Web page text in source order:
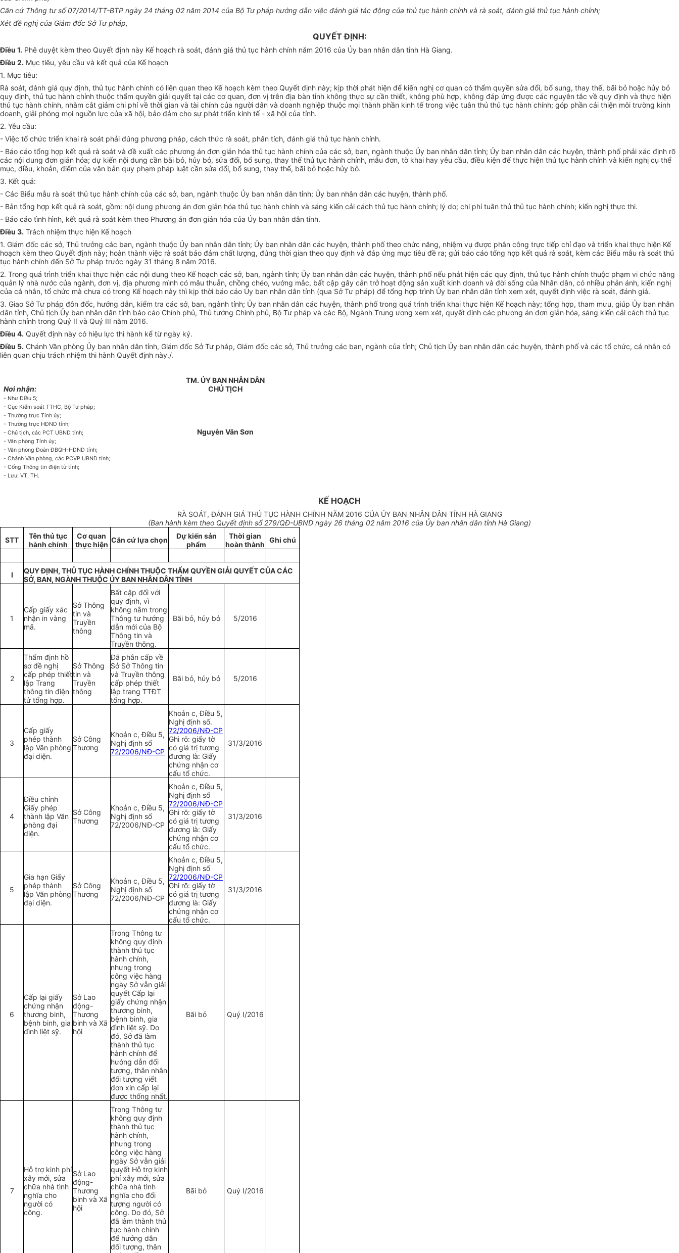
Căn cứ Thông tư số 07/2014/TT-BTP ngày 24 tháng 02 năm 2014 của Bộ Tư pháp hướng dẫn việc đánh giá tác động của thủ tục hành chính và rà soát, đánh giá thủ tục hành chính;
Xét đề nghị của Giám đốc Sở Tư pháp,
QUYẾT ĐỊNH:
Điều 1. Phê duyệt kèm theo Quyết định này Kế hoạch rà soát, đánh giá thủ tục hành chính năm 2016 của Ủy ban nhân dân tỉnh Hà Giang.
Điều 2. Mục tiêu, yêu cầu và kết quả của Kế hoạch
1. Mục tiêu:
Rà soát, đánh giá quy định, thủ tục hành chính có liên quan theo Kế hoạch kèm theo Quyết định này; kịp thời phát hiện để kiến nghị cơ quan có thẩm quyền sửa đổi, bổ sung, thay thế, bãi bỏ hoặc hủy bỏ
quy định, thủ tục hành chính thuộc thẩm quyền giải quyết tại các cơ quan, đơn vị trên địa bàn tỉnh không thực sự cần thiết, không phù hợp, không đáp ứng được các nguyên tắc về quy định và thực hiện
thủ tục hành chính, nhằm cắt giảm chi phí về thời gian và tài chính của người dân và doanh nghiệp thuộc mọi thành phần kinh tế trong việc tuân thủ thủ tục hành chính; góp phần cải thiện môi trường kinh
doanh, giải phóng mọi nguồn lực của xã hội, bảo đảm cho sự phát triển kinh tế - xã hội của tỉnh.
2. Yêu cầu:
- Việc tổ chức triển khai rà soát phải đúng phương pháp, cách thức rà soát, phân tích, đánh giá thủ tục hành chính.
- Báo cáo tổng hợp kết quả rà soát và đề xuất các phương án đơn giản hóa thủ tục hành chính của các sở, ban, ngành thuộc Ủy ban nhân dân tỉnh; Ủy ban nhân dân các huyện, thành phố phải xác định rõ
các nội dung đơn giản hóa; dự kiến nội dung cần bãi bỏ, hủy bỏ, sửa đổi, bổ sung, thay thế thủ tục hành chính, mẫu đơn, tờ khai hay yêu cầu, điều kiện để thực hiện thủ tục hành chính và kiến nghị cụ thể
mục, điều, khoản, điểm của văn bản quy phạm pháp luật cần sửa đổi, bổ sung, thay thế, bãi bỏ hoặc hủy bỏ.
3. Kết quả:
- Các Biểu mẫu rà soát thủ tục hành chính của các sở, ban, ngành thuộc Ủy ban nhân dân tỉnh; Ủy ban nhân dân các huyện, thành phố.
- Bản tổng hợp kết quả rà soát, gồm: nội dung phương án đơn giản hóa thủ tục hành chính và sáng kiến cải cách thủ tục hành chính; lý do; chi phí tuân thủ thủ tục hành chính; kiến nghị thực thi.
- Báo cáo tình hình, kết quả rà soát kèm theo Phương án đơn giản hóa của Ủy ban nhân dân tỉnh.
Điều 3. Trách nhiệm thực hiện Kế hoạch
1. Giám đốc các sở, Thủ trưởng các ban, ngành thuộc Ủy ban nhân dân tỉnh; Ủy ban nhân dân các huyện, thành phố theo chức năng, nhiệm vụ được phân công trực tiếp chỉ đạo và triển khai thực hiện Kế
hoạch kèm theo Quyết định này; hoàn thành việc rà soát bảo đảm chất lượng, đúng thời gian theo quy định và đáp ứng mục tiêu đề ra; gửi báo cáo tổng hợp kết quả rà soát, kèm các Biểu mẫu rà soát thủ
tục hành chính đến Sở Tư pháp trước ngày 31 tháng 8 năm 2016.
2. Trong quá trình triển khai thực hiện các nội dung theo Kế hoạch các sở, ban, ngành tỉnh; Ủy ban nhân dân các huyện, thành phố nếu phát hiện các quy định, thủ tục hành chính thuộc phạm vi chức năng
quản lý nhà nước của ngành, đơn vị, địa phương mình có mâu thuẫn, chồng chéo, vướng mắc, bất cập gây cản trở hoạt động sản xuất kinh doanh và đời sống của Nhân dân, có nhiều phản ánh, kiến nghị
của cá nhân, tổ chức mà chưa có trong Kế hoạch này thì kịp thời báo cáo Ủy ban nhân dân tỉnh (qua Sở Tư pháp) để tổng hợp trình Ủy ban nhân dân tỉnh xem xét, quyết định việc rà soát, đánh giá.
3. Giao Sở Tư pháp đôn đốc, hướng dẫn, kiểm tra các sở, ban, ngành tỉnh; Ủy ban nhân dân các huyện, thành phố trong quá trình triển khai thực hiện Kế hoạch này; tổng hợp, tham mưu, giúp Ủy ban nhân
dân tỉnh, Chủ tịch Ủy ban nhân dân tỉnh báo cáo Chính phủ, Thủ tướng Chính phủ, Bộ Tư pháp và các Bộ, Ngành Trung ương xem xét, quyết định các phương án đơn giản hóa, sáng kiến cải cách thủ tục
hành chính trong Quý II và Quý III năm 2016.
Điều 4. Quyết định này có hiệu lực thi hành kể từ ngày ký.
Điều 5. Chánh Văn phòng Ủy ban nhân dân tỉnh, Giám đốc Sở Tư pháp, Giám đốc các sở, Thủ trưởng các ban, ngành của tỉnh; Chủ tịch Ủy ban nhân dân các huyện, thành phố và các tổ chức, cá nhân có
liên quan chịu trách nhiệm thi hành Quyết định này./.
Nơi nhận:
- Như Điều 5;
- Cục Kiểm soát TTHC, Bộ Tư pháp;
- Thường trực Tỉnhủy;
- Thường trực HĐND tỉnh;
- Chủ tịch, các PCT UBND tỉnh;
- Văn phòng Tỉnh ủy;
- Văn phòng Đoàn ĐBQH-HĐND tỉnh;
- Chánh Văn phòng, các PCVP UBND tỉnh;
- Cổng Thông tin điện tử tỉnh;
- Lưu: VT, TH.
TM. ỦY BAN NHÂN DÂN
CHỦ TỊCH
Nguyễn Văn Sơn
KẾ HOẠCH
RÀ SOÁT, ĐÁNH GIÁ THỦ TỤC HÀNH CHÍNH NĂM 2016 CỦA ỦY BAN NHÂN DÂN TỈNH HÀ GIANG
(Ban hành kèm theo Quyết định số279/QĐ-UBND ngày 26 tháng 02 năm 2016 của Ủy ban nhân dân tỉnh Hà Giang)
STT
Tên thủ tục
hành chính
Cơ quan
thực hiện
Căn cứlựa chọn Dự kiến sản
phẩm
Thời gian
hoàn thành
Ghi chú
I
QUY ĐỊNH, THỦ TỤC HÀNH CHÍNH THUỘC THẨM QUYỀN GIẢI QUYẾT CỦA CÁC
SỞ, BAN, NGÀNH THUỘC ỦY BAN NHÂN DÂN TỈNH
1
Cấp giấy xác
nhận in vàng
mã.
Sở Thông
tin và
Truyền
thông
Bất cập đối với
quy định, vì
không nằm trong
Thông tư hướng
dẫn mới của Bộ
Thông tin và
Truyền thông.
Bãi bỏ, hủy bỏ 5/2016
2
Thẩm định hồ
sơ đề nghị
cấp phép thiết
lập Trang
thông tin điện
tử tổng hợp.
Sở Thông
tin và
Truyền
thông
Đã phân cấp về
Sở Sở Thông tin
và Truyền thông
cấp phép thiết
lập trang TTĐT
tổng hợp.
Bãi bỏ, hủy bỏ 5/2016
3
Cấp giấy
phép thành
lập Văn phòng
đại diện.
Sở Công
Thương
Khoản c, Điều 5,
Nghị định số
72/2006/NĐ-CP
Khoản c, Điều 5,
Nghị định số.
72/2006/NĐ-CP
Ghi rõ: giấy tờ
có giá trị tương
đương là: Giấy
chứng nhận cơ
cấu tổ chức.
31/3/2016
4
Điều chỉnh
Giấy phép
thành lập Văn
phòng đại
diện.
Sở Công
Thương
Khoản c, Điều 5,
Nghị định số
72/2006/NĐ-CP
Khoản c, Điều 5,
Nghị định số
72/2006/NĐ-CP
Ghi rõ: giấy tờ
có giá trị tương
đương là: Giấy
chứng nhận cơ
cấu tổ chức.
31/3/2016
5
Gia hạn Giấy
phép thành
lập Văn phòng
đại diện.
Sở Công
Thương
Khoản c, Điều 5,
Nghị định số
72/2006/NĐ-CP
Khoản c, Điều 5,
Nghị định số
72/2006/NĐ-CP
Ghi rõ: giấy tờ
có giá trị tương
đương là: Giấy
chứng nhận cơ
cấu tổ chức.
31/3/2016
6
Cấp lại giấy
chứng nhận
thương binh,
bệnh binh, gia
đình liệt sỹ.
Sở Lao
động-
Thương
binh và Xã
hội
Trong Thông tư
không quy định
thành thủ tục
hành chính,
nhưng trong
công việc hàng
ngày Sởvẫn giải
quyết Cấp lại
giấy chứng nhận
thương binh,
bệnh binh, gia
đình liệt sỹ. Do
đó, Sở đã làm
thành thủ tục
hành chính để
hướng dẫn đối
tượng, thân nhân
đối tượng viết
đơn xin cấp lại
được thống nhất.
Bãi bỏ Quý I/2016
7
Hỗ trợ kinh phí
xây mới, sửa
chữa nhà tình
nghĩa cho
người có
công.
Sở Lao
động-
Thương
binh và Xã
hội
Trong Thông tư
không quy định
thành thủ tục
hành chính,
nhưng trong
công việc hàng
ngày Sở vẫn giải
quyết Hỗ trợ kinh
phí xây mới, sửa
chữa nhà tình
nghĩa cho đối
tượng người có
công. Do đó, Sở
đã làm thành thủ
tục hành chính
để hướng dẫn
đối tượng, thân
Bãi bỏ Quý I/2016